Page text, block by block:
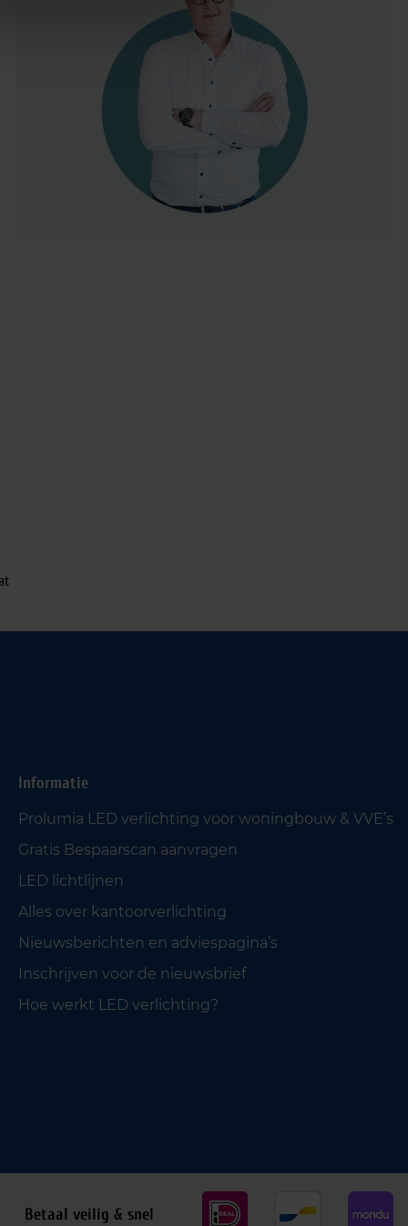
Informatie
Prolumia LED verlichting voor woningbouw & VVE’s
Gratis Bespaarscan aanvragen
LED lichtlijnen
Alles over kantoorverlichting
Nieuwsberichten en adviespagina’s
Inschrijven voor de nieuwsbrief
Hoe werkt LED verlichting?
Betaal veilig & snel